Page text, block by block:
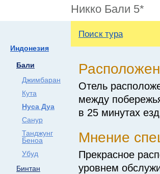
Никко Бали 5*
Индонезия
Бали
Джимбаран
Кута
Нуса Дуа
Санур
Танджунг
Беноа
Убуд
Бинтан
Поиск тура
Отель
между
в 25 минутах
Мнение
Прекрасное
уровнем